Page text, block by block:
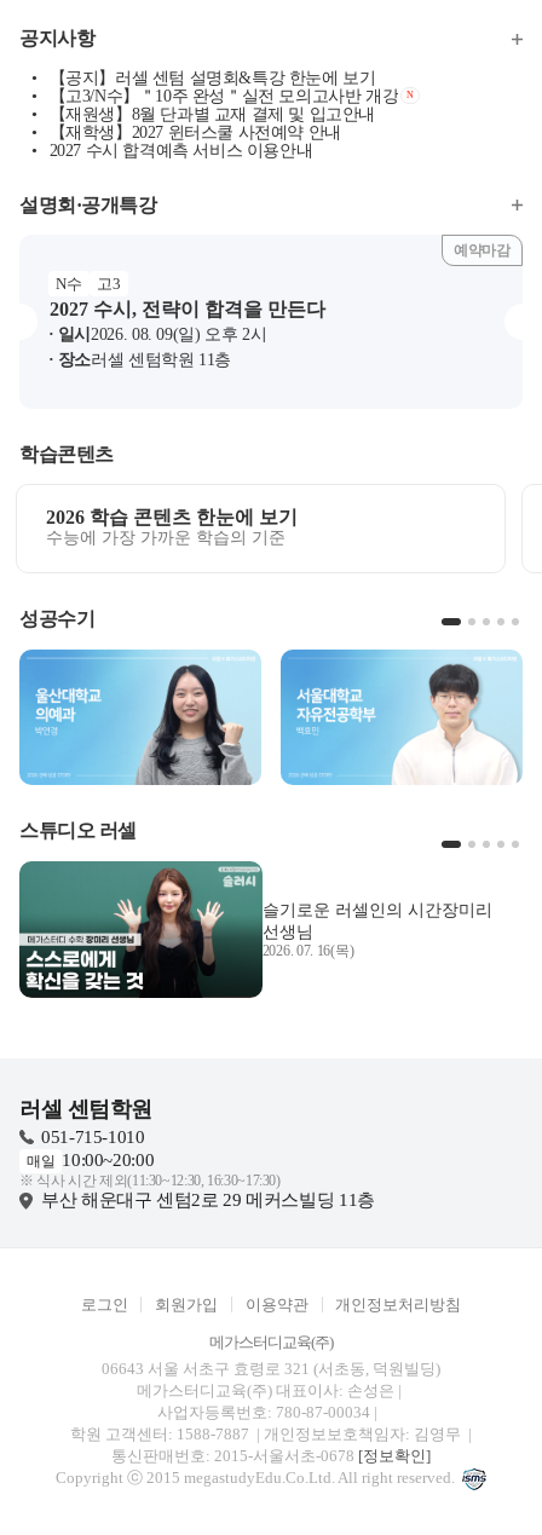
공지사항
【공지】러셀 센텀 설명회&특강 한눈에 보기
【고3/N수】＂10주 완성＂실전 모의고사반 개강
N
【재원생】8월 단과별 교재 결제 및 입고안내
【재학생】2027 윈터스쿨 사전예약 안내
2027 수시 합격예측 서비스 이용안내
설명회·공개특강
N수 고3
2027 수시, 전략이 합격을 만든다
일시 2026. 08. 09(일) 오후 2시
장소러셀 센텀학원 11층
예약마감
학습콘텐츠
2026 학습 콘텐츠 한눈에 보기
수능에 가장 가까운 학습의 기준
성공수기
스튜디오 러셀
슬기로운 러셀인의 시간장미리
선생님
2026. 07. 16(목)
러셀 센텀학원
051-715-1010
매일 10:00~20:00
※ 식사 시간 제외(11:30~12:30, 16:30~17:30)
부산 해운대구 센텀2로 29 메커스빌딩 11층
로그인 회원가입 이용약관 개인정보처리방침
메가스터디교육(주)
06643 서울 서초구 효령로 321 (서초동, 덕원빌딩)
메가스터디교육(주) 대표이사: 손성은 |
사업자등록번호: 780-87-00034 |
학원 고객센터: 1588-7887 | 개인정보보호책임자: 김영무 |
통신판매번호: 2015-서울서초-0678 [정보확인]
Copyright ⓒ 2015 megastudyEdu.Co.Ltd. All right reserved.